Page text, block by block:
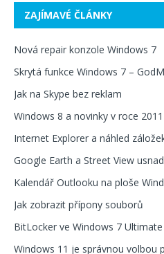
ZAJÍMAVÉ ČLÁNKY
Nová repair konzole Windows 7
Skrytá funkce Windows 7 –
Jak na Skype bez reklam
Windows 8 a novinky v roce 2011
Internet Explorer a náhled
Google Earth a Street View
Kalendář Outlooku na ploše
Jak zobrazit přípony souborů
BitLocker ve Windows 7 Ultimate
Windows 11 je správnou volbou